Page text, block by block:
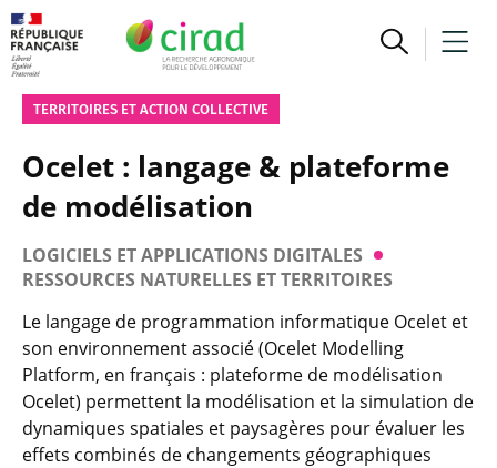
TERRITOIRES ET ACTION COLLECTIVE
Ocelet : langage & plateforme
de modélisation
LOGICIELS ET APPLICATIONS DIGITALES
RESSOURCES NATURELLES ET TERRITOIRES
Le langage de programmation informatique Ocelet et
son environnement associé (Ocelet Modelling
Platform, en français : plateforme de modélisation
Ocelet) permettent la modélisation et la simulation de
dynamiques spatiales et paysagères pour évaluer les
effets combinés de changements géographiques